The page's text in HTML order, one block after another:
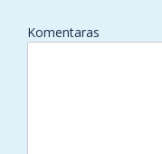
Komentaras